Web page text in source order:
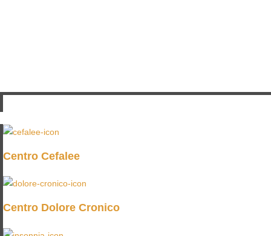
Centro Cefalee
Centro Dolore Cronico